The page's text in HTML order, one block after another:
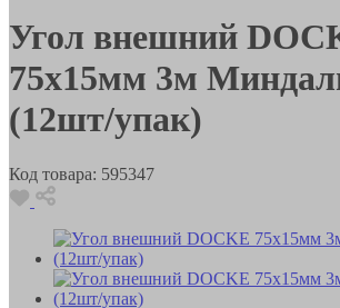
Угол внешний
75х15мм 3м
(12шт/упак)
Код товара: 595347